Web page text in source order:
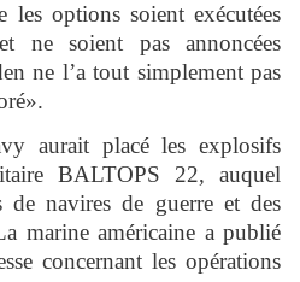
les options soient exécutées
ne soient pas annoncées
ne l’a tout simplement pas
aurait placé les explosifs
BALTOPS 22, auquel
de navires de guerre et des
marine américaine a publié
concernant les opérations